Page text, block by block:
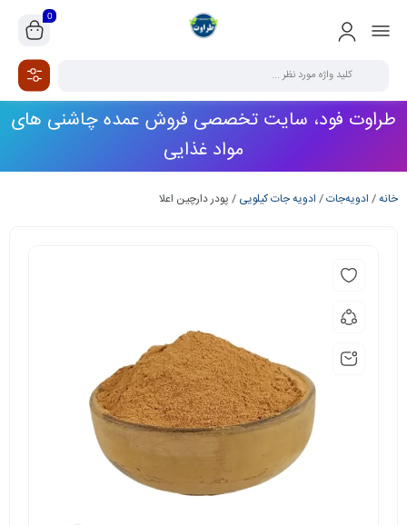
0
طراوت فود، سایت تخصصی فروش عمده چاشنی های
مواد غذایی
خانه/ ادویه‌جات/ ادویه جات کیلویی / پودر دارچین اعلا